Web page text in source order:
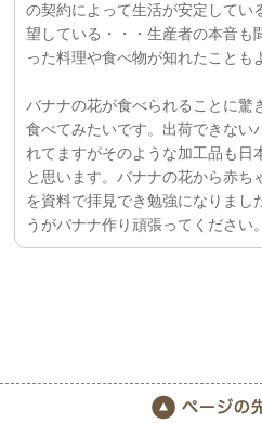
の契約によって生活が安定してい
望している・・・生産者の本音も
った料理や食べ物が知れたことも
バナナの花が食べられることに驚
食べてみたいです。出荷できない
れてますがそのような加工品も日
と思います。バナナの花から赤ち
を資料で拝見でき勉強になりまし
うがバナナ作り頑張ってください。